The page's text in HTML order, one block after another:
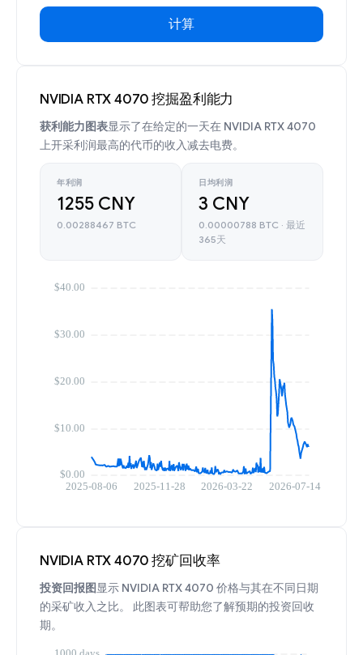
计算
NVIDIA RTX 4070 挖掘盈利能力
获利能力图表显示了在给定的一天在 NVIDIA RTX 4070
上开采利润最高的代币的收入减去电费。
年利润
1255 CNY
0.00288467 BTC
日均利润
3 CNY
0.00000788 BTC · 最近
365天
NVIDIA RTX 4070 挖矿回收率
投资回报图显示 NVIDIA RTX 4070 价格与其在不同日期
的采矿收入之比。 此图表可帮助您了解预期的投资回收
期。